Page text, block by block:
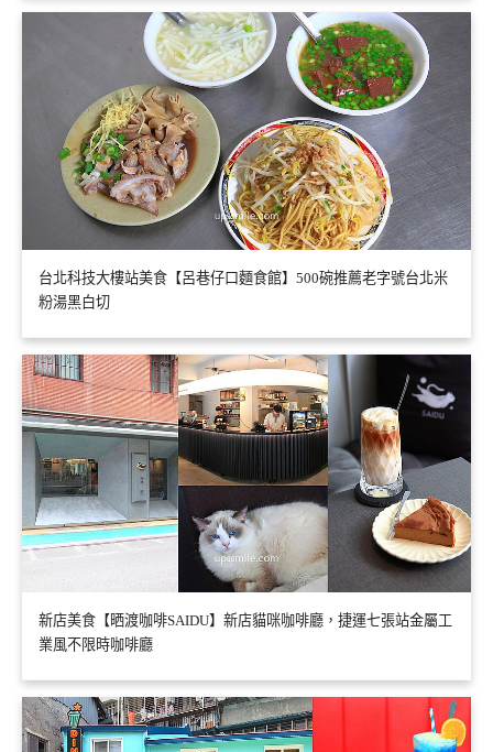
台北科技大樓站美食【呂巷仔口麵食館】500碗推薦老字號台北米
粉湯黑白切
新店美食【晒渡咖啡SAIDU】新店貓咪咖啡廳，捷運七張站金屬工
業風不限時咖啡廳